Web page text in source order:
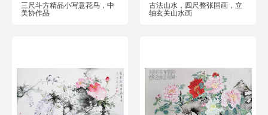
三尺斗方精品小写意花鸟，中
美协作品
古法山水，四尺整张国画，立
轴玄关山水画